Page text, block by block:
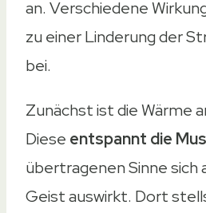
an. Verschiedene
zu einer Linderung der
bei.
Zunächst ist die Wärme
Diese entspannt die
übertragenen Sinne sich
Geist auswirkt. Dort